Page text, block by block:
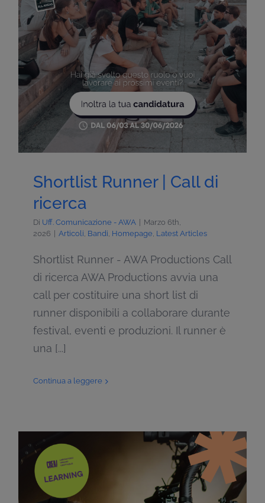
Shortlist Runner | Call di
ricerca
Di Uff. Comunicazione - AWA
Marzo 6th,
2026
Articoli, Bandi, Homepage, Latest Articles
Shortlist Runner - AWA Productions Call
di ricerca AWA Productions avvia una
call per costituire una short list di
runner disponibili a collaborare durante
festival, eventi e produzioni. Il runner è
una [...]
Continua a leggere